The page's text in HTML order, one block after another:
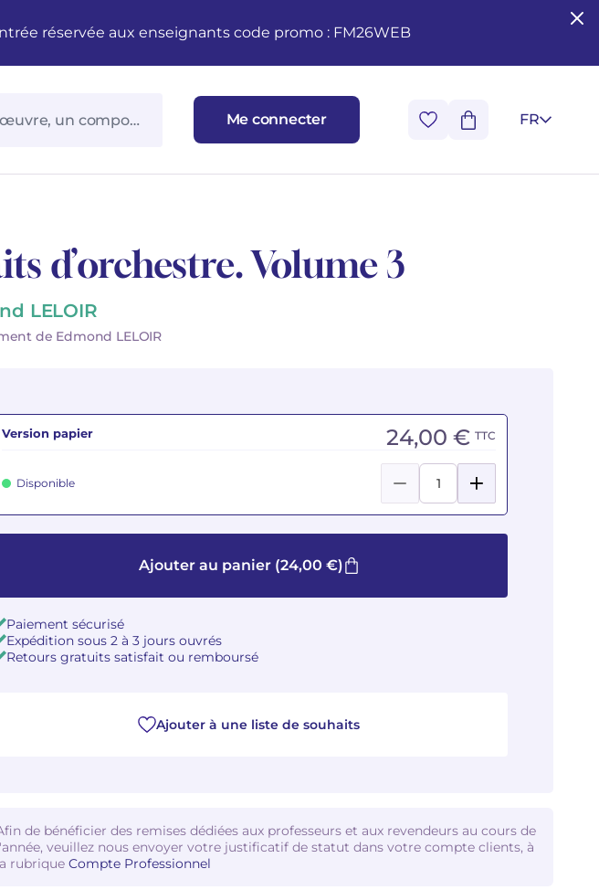
réservée aux enseignants code promo : FM26WEB
Me connecter FR
d’orchestre. Volume 3
LELOIR
de Edmond LELOIR
Version papier 24,00 € TTC
Disponible
Ajouter au panier(24,00 €)
Paiement sécurisé
Expédition sous 2 à 3 jours ouvrés
Retours gratuits satisfait ou remboursé
Ajouter à une liste de souhaits
de bénéficier des remises dédiées aux professeurs et aux revendeurs au cours de
veuillez nous envoyer votre justificatif de statut dans votre compte clients, à
rubrique Compte Professionnel